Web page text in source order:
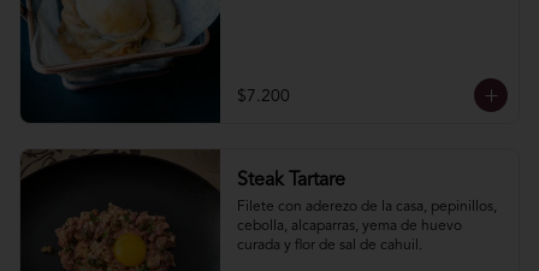
$7.200
Steak Tartare
Filete con aderezo de la casa, pepinillos,
cebolla, alcaparras, yema de huevo
curada y flor de sal de cahuil.